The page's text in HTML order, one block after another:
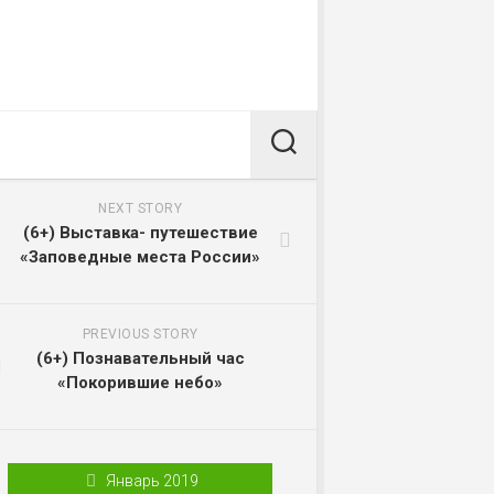
NEXT STORY
(6+) Выставка- путешествие
«Заповедные места России»
PREVIOUS STORY
(6+) Познавательный час
«Покорившие небо»
Январь 2019